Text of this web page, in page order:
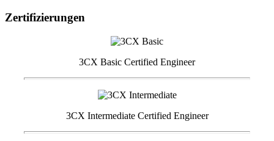
Zertifizierungen
3CX Basic Certified Engineer
3CX Intermediate Certified Engineer